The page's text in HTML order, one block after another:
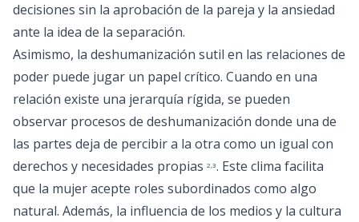
decisiones sin la aprobación de la pareja y la ansiedad
ante la idea de la separación.
Asimismo, la deshumanización sutil en las relaciones de
poder puede jugar un papel crítico. Cuando en una
relación existe una jerarquía rígida, se pueden
observar procesos de deshumanización donde una de
las partes deja de percibir a la otra como un igual con
derechos y necesidades propias 2 3. Este clima facilita
que la mujer acepte roles subordinados como algo
natural. Además, la influencia de los medios y la cultura